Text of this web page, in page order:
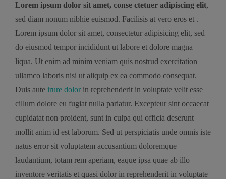
Lorem ipsum dolor sit amet, conse ctetuer adipiscing elit,
sed diam nonum nibhie euismod. Facilisis at vero eros et .
Lorem ipsum dolor sit amet, consectetur adipisicing elit, sed
do eiusmod tempor incididunt ut labore et dolore magna
liqua. Ut enim ad minim veniam quis nostrud exercitation
ullamco laboris nisi ut aliquip ex ea commodo consequat.
Duis aute irure dolor in reprehenderit in voluptate velit esse
cillum dolore eu fugiat nulla pariatur. Excepteur sint occaecat
cupidatat non proident, sunt in culpa qui officia deserunt
mollit anim id est laborum. Sed ut perspiciatis unde omnis iste
natus error sit voluptatem accusantium doloremque
laudantium, totam rem aperiam, eaque ipsa quae ab illo
inventore veritatis et quasi dolor in reprehenderit in voluptate